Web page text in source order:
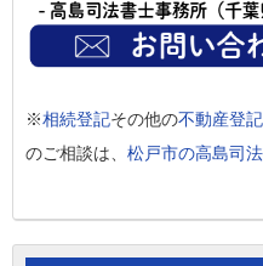
※相続登記その他の不動産登記
のご相談は、 松戸市の高島司